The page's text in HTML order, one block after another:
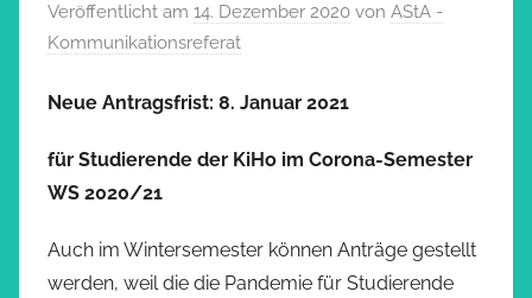
Veröffentlicht am 14. Dezember 2020 von AStA -
Kommunikationsreferat
Neue Antragsfrist: 8. Januar 2021
für Studierende der KiHo im Corona-Semester
WS 2020/21
Auch im Wintersemester können Anträge gestellt
werden, weil die die Pandemie für Studierende